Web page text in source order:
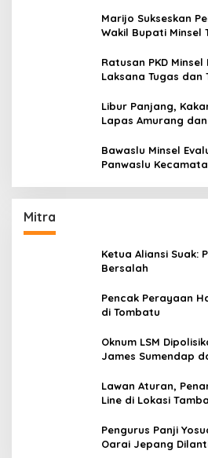
Marijo Sukseskan
Wakil Bupati Minsel
Ratusan PKD
Laksana Tugas dan
Libur Panjang,
Lapas Amurang
Bawaslu Minsel
Panwaslu
Mitra
Ketua Aliansi Suak:
Bersalah
Pencak Perayaan
di Tombatu
Oknum LSM
James Sumendap
Lawan Aturan,
Line di Lokasi
Pengurus Panji
Oarai Jepang